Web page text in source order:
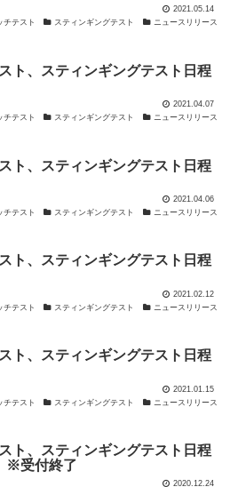
2021.05.14
チテスト
スティンギングテスト ニュースリリース
ト、スティンギングテスト日程
2021.04.07
チテスト
スティンギングテスト ニュースリリース
ト、スティンギングテスト日程
2021.04.06
チテスト
スティンギングテスト ニュースリリース
ト、スティンギングテスト日程
2021.02.12
チテスト
スティンギングテスト ニュースリリース
ト、スティンギングテスト日程
2021.01.15
チテスト
スティンギングテスト ニュースリリース
ト、スティンギングテスト日程
※受付終了
2020.12.24